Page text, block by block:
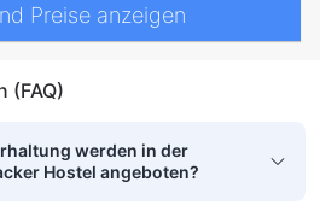
Preise anzeigen
(FAQ)
werden in der
Hostel angeboten?